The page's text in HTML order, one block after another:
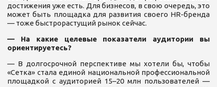
достижения уже есть. Для бизнесов, в свою очередь, это
может быть площадка для развития своего HR-бренда
— тоже быстрорастущий рынок сейчас.
— На какие целевые показатели аудитории вы
ориентируетесь?
— В долгосрочной перспективе мы хотели бы, чтобы
«Сетка» стала единой национальной профессиональной
площадкой с аудиторией 15–20 млн пользователей —